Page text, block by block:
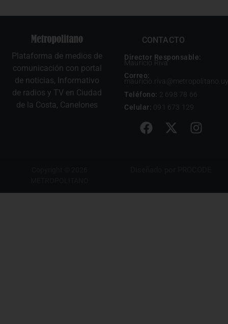
Plataforma de medios de
comunicación con portal
de noticias, Informativo
de radios y TV en Ciudad
de la Costa, Canelones
CONTACTO
Director Responsable:
Mauricio Riva
Correo:
mauricio.riva@metropolitano.uy
Teléfono: 2 698 78 66
Celular: 091 673 129